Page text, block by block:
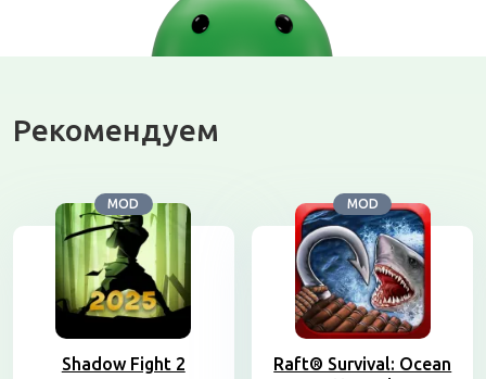
Рекомендуем
MOD
Shadow Fight 2
MOD
Raft® Survival: Ocean